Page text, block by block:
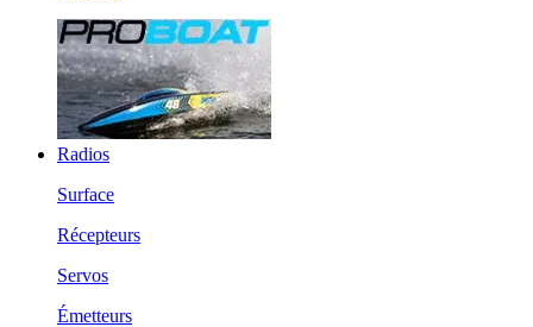
Radios
Surface
Récepteurs
Servos
Émetteurs